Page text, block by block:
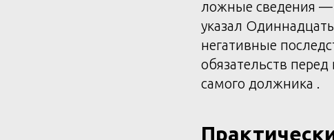
ложные сведения —
указал
негативные
обязательств
самого должника .